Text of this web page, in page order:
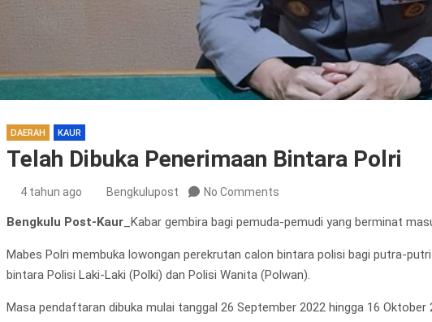
DAERAH KAUR
Telah Dibuka Penerimaan Bintara Polri
4 tahun ago Bengkulupost No Comments
Bengkulu Post-Kaur_Kabar gembira bagi pemuda-pemudi yang berminat
Mabes Polri membuka lowongan perekrutan calon bintara polisi bagi putra-
bintara Polisi Laki-Laki (Polki) dan Polisi Wanita (Polwan).
Masa pendaftaran dibuka mulai tanggal 26 September 2022 hingga 16 Oktober